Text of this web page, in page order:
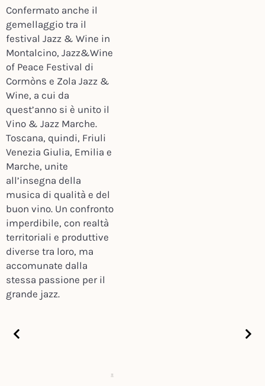
Confermato anche il
gemellaggio tra il
festival Jazz & Wine in
Montalcino, Jazz&Wine
of Peace Festival di
Cormòns e Zola Jazz &
Wine, a cui da
quest’anno si è unito il
Vino & Jazz Marche.
Toscana, quindi, Friuli
Venezia Giulia, Emilia e
Marche, unite
all’insegna della
musica di qualità e del
buon vino. Un confronto
imperdibile, con realtà
territoriali e produttive
diverse tra loro, ma
accomunate dalla
stessa passione per il
grande jazz.